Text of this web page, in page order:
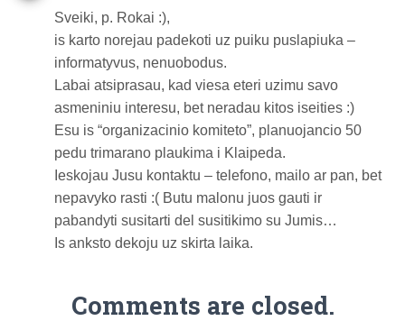
Sveiki, p. Rokai :),
is karto norejau padekoti uz puiku puslapiuka –
informatyvus, nenuobodus.
Labai atsiprasau, kad viesa eteri uzimu savo
asmeniniu interesu, bet neradau kitos iseities :)
Esu is “organizacinio komiteto”, planuojancio 50
pedu trimarano plaukima i Klaipeda.
Ieskojau Jusu kontaktu – telefono, mailo ar pan, bet
nepavyko rasti :( Butu malonu juos gauti ir
pabandyti susitarti del susitikimo su Jumis…
Is anksto dekoju uz skirta laika.
Comments are closed.